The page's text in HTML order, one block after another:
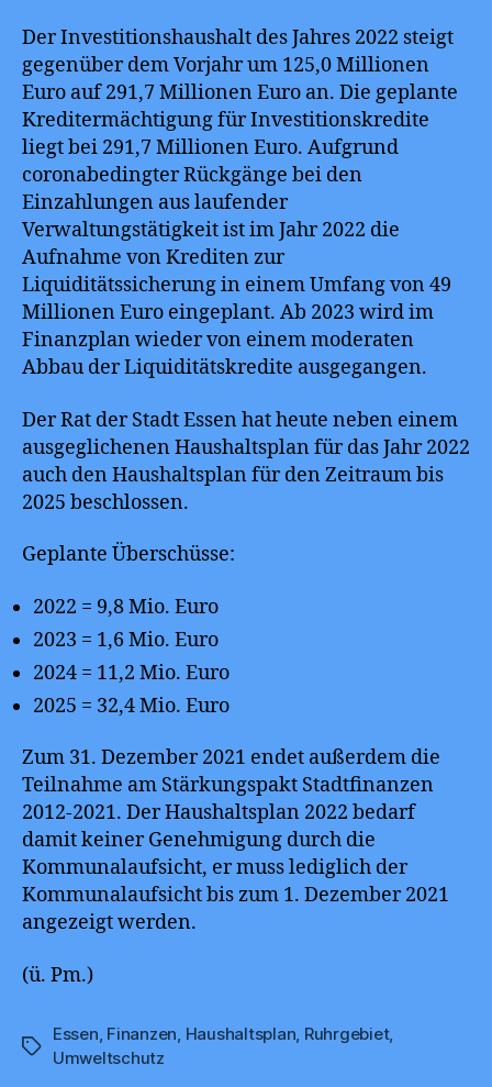
Der Investitionshaushalt des Jahres 2022 steigt
gegenüber dem Vorjahr um 125,0 Millionen
Euro auf 291,7 Millionen Euro an. Die geplante
Kreditermächtigung für Investitionskredite
liegt bei 291,7 Millionen Euro. Aufgrund
coronabedingter Rückgänge bei den
Einzahlungen aus laufender
Verwaltungstätigkeit ist im Jahr 2022 die
Aufnahme von Krediten zur
Liquiditätssicherung in einem Umfang von 49
Millionen Euro eingeplant. Ab 2023 wird im
Finanzplan wieder von einem moderaten
Abbau der Liquiditätskredite ausgegangen.
Der Rat der Stadt Essen hat heute neben einem
ausgeglichenen Haushaltsplan für das Jahr 2022
auch den Haushaltsplan für den Zeitraum bis
2025 beschlossen.
Geplante Überschüsse:
2022 = 9,8 Mio. Euro
2023 = 1,6 Mio. Euro
2024 = 11,2 Mio. Euro
2025 = 32,4 Mio. Euro
Zum 31. Dezember 2021 endet außerdem die
Teilnahme am Stärkungspakt Stadtfinanzen
2012-2021. Der Haushaltsplan 2022 bedarf
damit keiner Genehmigung durch die
Kommunalaufsicht, er muss lediglich der
Kommunalaufsicht bis zum 1. Dezember 2021
angezeigt werden.
(ü. Pm.)
Schlagwörter
Essen Finanzen Haushaltsplan Ruhrgebiet,
Umweltschutz